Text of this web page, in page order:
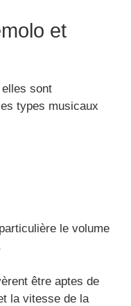
et
sont
types musicaux
le volume
être aptes de
la vitesse de la